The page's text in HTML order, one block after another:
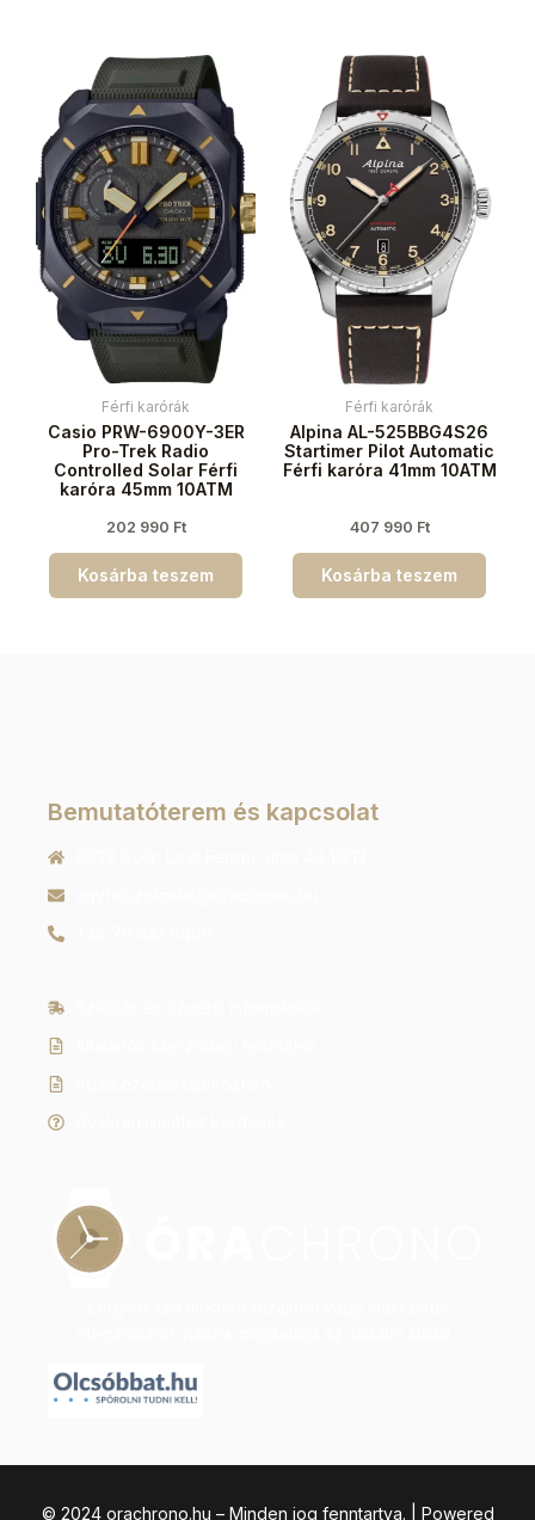
Férfi karórák
Casio PRW-6900Y-3ER
Pro-Trek Radio
Controlled Solar Férfi
karóra 45mm 10ATM
202 990 Ft
Kosárba teszem
Férfi karórák
Alpina AL-525BBG4S26
Startimer Pilot Automatic
Férfi karóra 41mm 10ATM
407 990 Ft
Kosárba teszem
Bemutatóterem és kapcsolat
© 2024 orachrono.hu – Minden jog fenntartva. | Powered